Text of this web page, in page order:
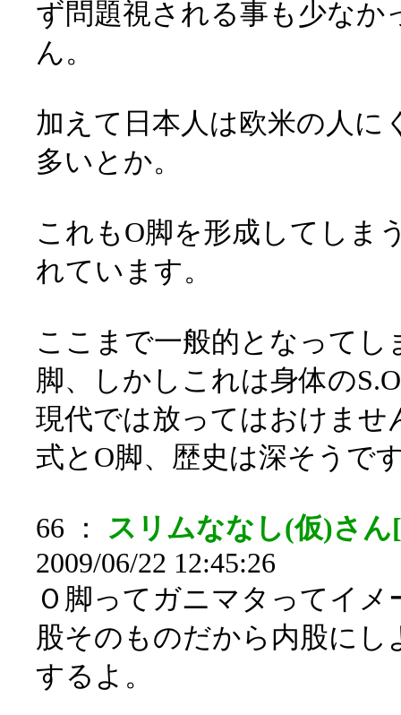
ず問題視される事も少なか
ん。
加えて日本人は欧米の人に
多いとか。
これもO脚を形成してしま
れています。
ここまで一般的となってし
脚、しかしこれは身体の
現代では放ってはおけませ
式とO脚、歴史は深そうで
66 ： スリムななし(仮)さん
2009/06/22 12:45:26
Ｏ脚ってガニマタってイ
股そのものだから内股にし
するよ。